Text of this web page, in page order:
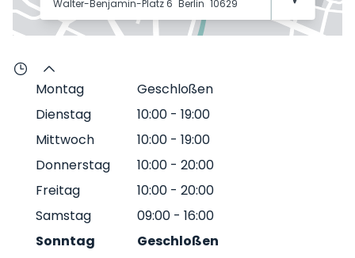
Walter-Benjamin-Platz 6 Berlin 10629
Montag
Geschloßen
Dienstag
10:00 - 19:00
Mittwoch
10:00 - 19:00
Donnerstag
10:00 - 20:00
Freitag
10:00 - 20:00
Samstag
09:00 - 16:00
Sonntag
Geschloßen